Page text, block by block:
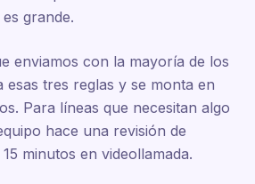
grande.
enviamos con la mayoría de los
esas tres reglas y se monta en
Para líneas que necesitan algo
hace una revisión de
minutos en videollamada.